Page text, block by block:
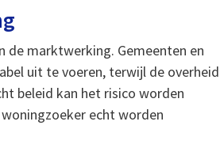
de marktwerking. Gemeenten en
uit te voeren, terwijl de overheid
beleid kan het risico worden
echt worden